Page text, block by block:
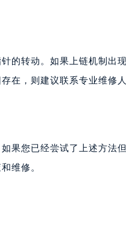
的转动。如果上链机制出
在，则建议联系专业维修
果您已经尝试了上述方法
维修。